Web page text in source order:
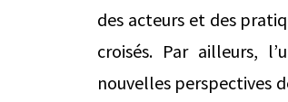
des acteurs et des
croisés. Par ailleurs,
nouvelles perspectives